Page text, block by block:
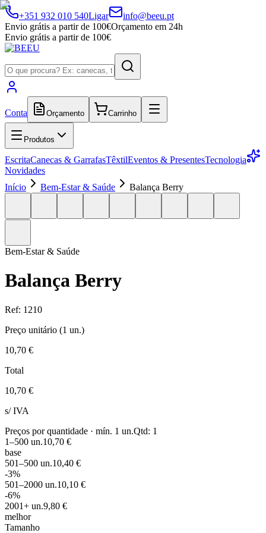
+351 932 010 540Ligar
info@beeu.pt
Envio grátis a partir de 100€Orçamento em 24h
Envio grátis a partir de 100€
Conta Orçamento Carrinho
Produtos
EscritaCanecas & GarrafasTêxtilEventos & PresentesTecnologia
Novidades
Início
Bem-Estar & Saúde Balança Berry
Bem-Estar & Saúde
Balança Berry
Ref: 1210
Preço unitário (1 un.)
10,70 €
Total
10,70 €
s/ IVA
Preços por quantidade · mín. 1 un.Qtd: 1
1–500 un.10,70 €
base
501–500 un.10,40 €
-3%
501–2000 un.10,10 €
-6%
2001+ un.9,80 €
melhor
Tamanho